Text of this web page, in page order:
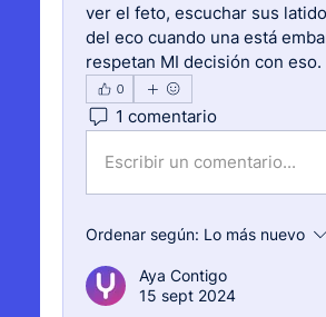
ver el feto, escuchar sus
del eco cuando una está
respetan MI decisión con eso.
0
1 comentario
Escribir un comentario...
Ordenar según: Lo más nuevo
Aya Contigo
15 sept 2024